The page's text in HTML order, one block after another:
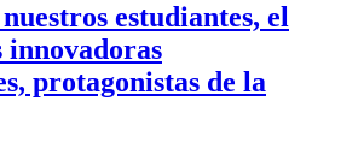
estudiantes, el
protagonistas de la